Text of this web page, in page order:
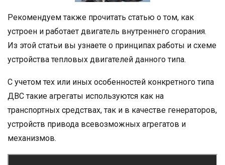
Рекомендуем также прочитать статью о том, как
устроен и работает двигатель внутреннего сгорания.
Из этой статьи вы узнаете о принципах работы и схеме
устройства тепловых двигателей данного типа.
С учетом тех или иных особенностей конкретного типа
ДВС такие агрегаты используются как на
транспортных средствах, так и в качестве генераторов,
устройств привода всевозможных агрегатов и
механизмов.